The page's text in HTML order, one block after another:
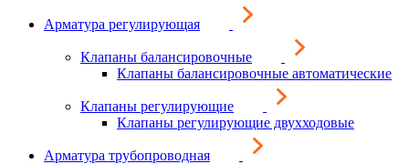
Арматура регулирующая
Клапаны балансировочные
Клапаны балансировочные автоматические
Клапаны регулирующие
Клапаны регулирующие двухходовые
Арматура трубопроводная